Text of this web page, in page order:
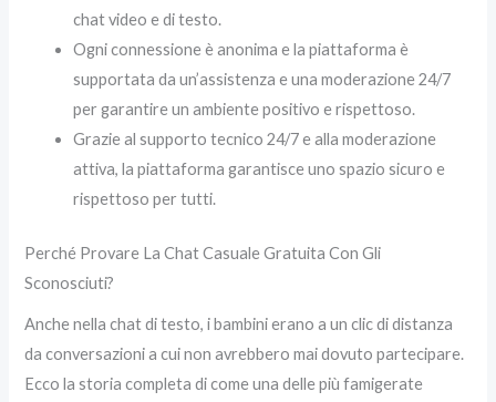
chat video e di testo.
Ogni connessione è anonima e la piattaforma è
supportata da un’assistenza e una moderazione 24/7
per garantire un ambiente positivo e rispettoso.
Grazie al supporto tecnico 24/7 e alla moderazione
attiva, la piattaforma garantisce uno spazio sicuro e
rispettoso per tutti.
Perché Provare La Chat Casuale Gratuita Con Gli
Sconosciuti?
Anche nella chat di testo, i bambini erano a un clic di distanza
da conversazioni a cui non avrebbero mai dovuto partecipare.
Ecco la storia completa di come una delle più famigerate